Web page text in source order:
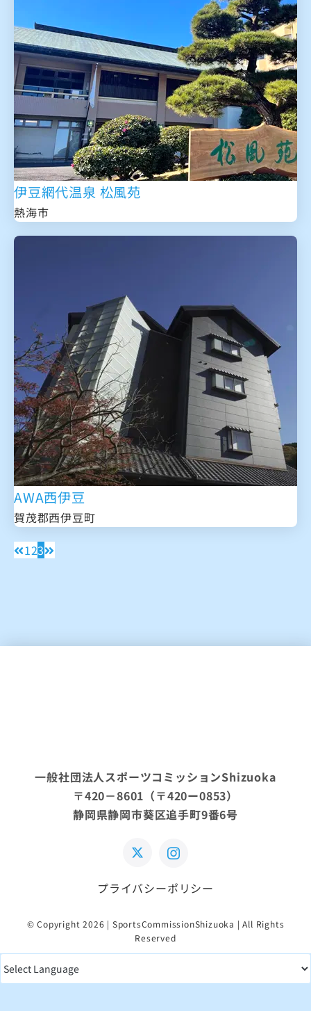
伊豆網代温泉 松風苑
熱海市
AWA西伊豆
賀茂郡西伊豆町
123
一般社団法人スポーツコミッションShizuoka
〒420－8601（〒420ー0853）
静岡県静岡市葵区追手町9番6号
プライバシーポリシー
© Copyright 2026 | SportsCommissionShizuoka | All Rights
Reserved